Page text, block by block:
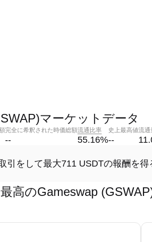
マーケットデータ
完全に希釈された時価総額
--
流通比率
55.16%
史上最高値
--
流通
引をして最大711 USDTの報酬を得
高のGameswap